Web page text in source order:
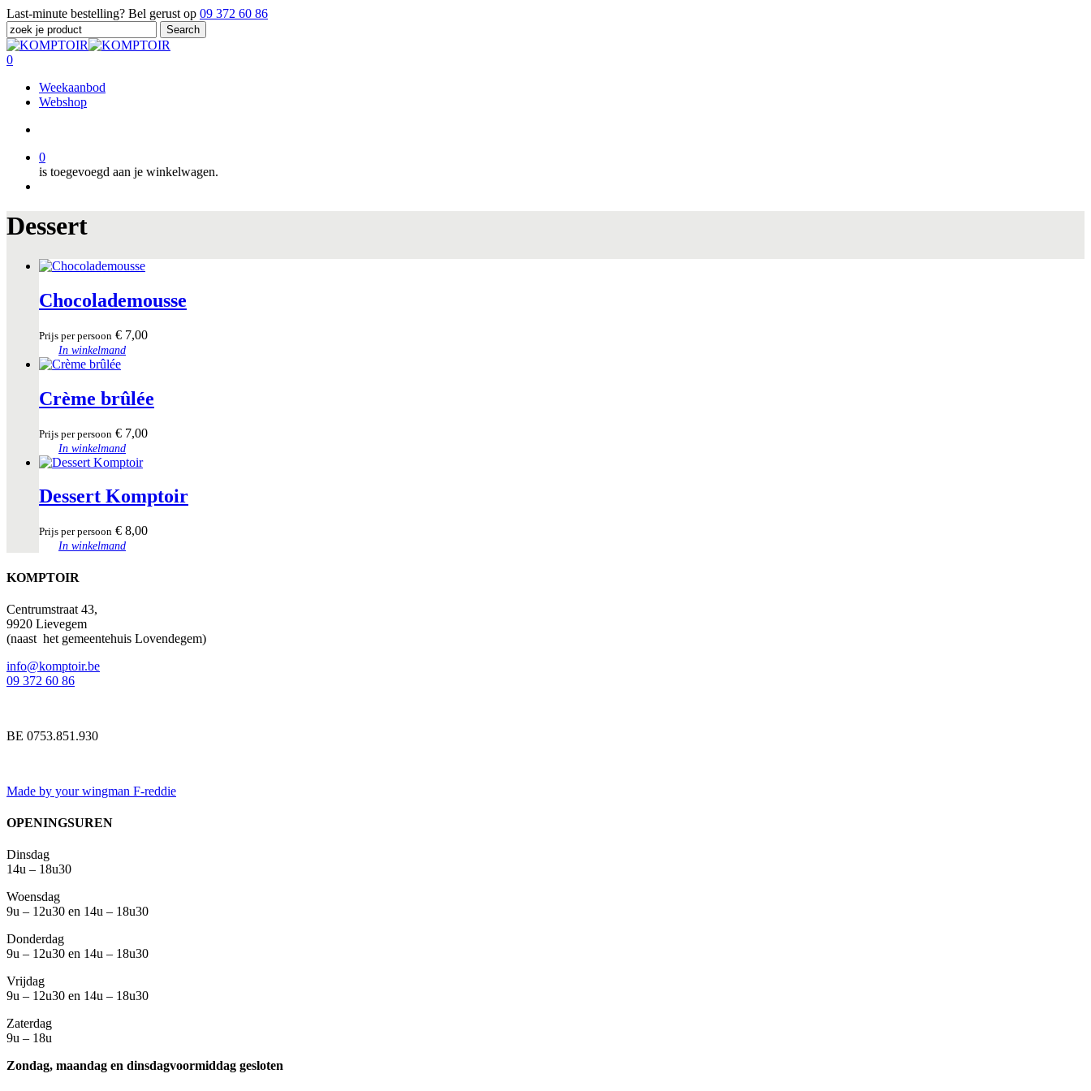
Skip
to
main
content
Last-minute bestelling? Bel gerust op 09 372 60 86
Search
Close
Search
search
0
Weekaanbod
Webshop
0
is toegevoegd aan je winkelwagen.
Dessert
Chocolademousse
Prijs per persoon € 7,00
In winkelmand
Crème brûlée
Prijs per persoon € 7,00
In winkelmand
Dessert Komptoir
Prijs per persoon € 8,00
In winkelmand
KOMPTOIR
Centrumstraat 43,
9920 Lievegem
(naast het gemeentehuis Lovendegem)
info@komptoir.be
09 372 60 86
BE 0753.851.930
Made by your wingman F-reddie
OPENINGSUREN
Dinsdag
14u – 18u30
Woensdag
9u – 12u30 en 14u – 18u30
Donderdag
9u – 12u30 en 14u – 18u30
Vrijdag
9u – 12u30 en 14u – 18u30
Zaterdag
9u – 18u
Zondag, maandag en dinsdagvoormiddag gesloten